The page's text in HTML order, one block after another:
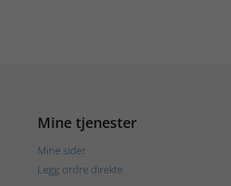
Mine tjenester
Mine sider
Legg ordre direkte